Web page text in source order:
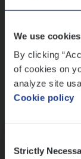
We use cookies
By clicking
of cookies on
analyze site
Cookie policy
Selection
Strictly